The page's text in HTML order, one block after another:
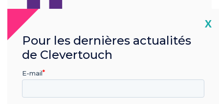
We offer one of the most
comprehensive warranties
in the industry
X
Pour les dernières actualités
de Clevertouch
E-mail